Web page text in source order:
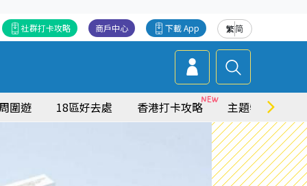
繁简
下載 App
商戶中心
社群打卡攻略
圍遊 18區好去處 香港打卡攻略 主題特集